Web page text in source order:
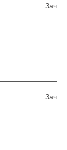
Зачет
Зачет